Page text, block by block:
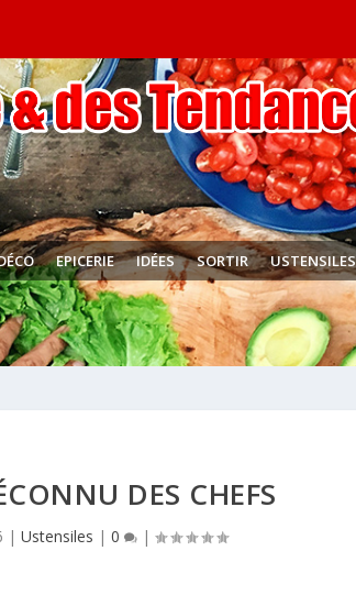
EPICERIE IDÉES SORTIR USTENSILES
DES CHEFS
|Ustensiles |0 |